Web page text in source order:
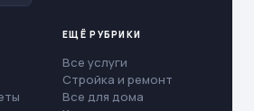
ЕЩЁ РУБРИКИ
Все услуги
Стройка и ремонт
Все для дома